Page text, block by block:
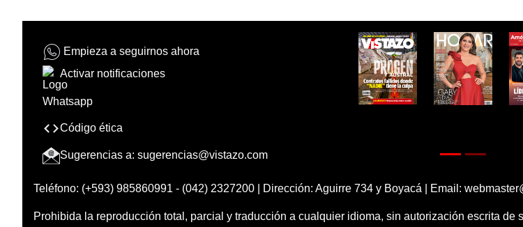
Empieza a seguirnos ahora
Activar notificaciones
Código ética
Sugerencias a: sugerencias@vistazo.com
Teléfono: (+593) 985860991 - (042) 2327200 | Dirección: Aguirre 734 y Boyacá | Email:
Prohibida la reproducción total, parcial y traducción a cualquier idioma, sin autorización escrita de